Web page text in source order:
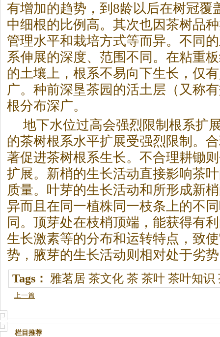
有增加的趋势，到8龄以后在树冠覆
中细根的比例高。其次也因茶树品
管理水平和栽培方式等而异。不同
系伸展的深度、范围不同。在粘重
的土壤上，根系不易向下生长，仅
广。种前深垦茶园的活土层（又称
根分布深广。
地下水位过高会强烈限制根系扩
的茶树根系水平扩展受强烈限制。
著促进茶树根系生长。不合理耕锄
扩展。新梢的生长活动直接影响茶
质量。叶芽的生长活动和所形成新
异而且在同一植株同一枝条上的不
同。顶芽处在枝梢顶端，能获得有
生长激素等的分布和运转特点，致
势，腋芽的生长活动则相对处于劣
Tags： 雅茗居 茶文化 茶 茶叶 茶叶知识
上一篇
栏目推荐